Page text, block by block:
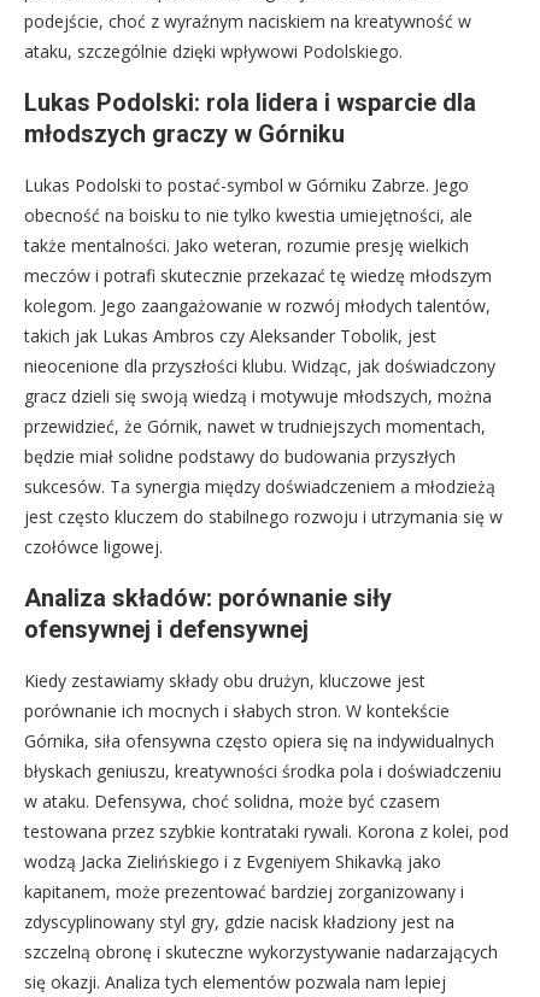
podejście, choć z wyraźnym naciskiem na kreatywność w
ataku, szczególnie dzięki wpływowi Podolskiego.
Lukas Podolski: rola lidera i wsparcie dla
młodszych graczy w Górniku
Lukas Podolski to postać-symbol w Górniku Zabrze. Jego
obecność na boisku to nie tylko kwestia umiejętności, ale
także mentalności. Jako weteran, rozumie presję wielkich
meczów i potrafi skutecznie przekazać tę wiedzę młodszym
kolegom. Jego zaangażowanie w rozwój młodych talentów,
takich jak Lukas Ambros czy Aleksander Tobolik, jest
nieocenione dla przyszłości klubu. Widząc, jak doświadczony
gracz dzieli się swoją wiedzą i motywuje młodszych, można
przewidzieć, że Górnik, nawet w trudniejszych momentach,
będzie miał solidne podstawy do budowania przyszłych
sukcesów. Ta synergia między doświadczeniem a młodzieżą
jest często kluczem do stabilnego rozwoju i utrzymania się w
czołówce ligowej.
Analiza składów: porównanie siły
ofensywnej i defensywnej
Kiedy zestawiamy składy obu drużyn, kluczowe jest
porównanie ich mocnych i słabych stron. W kontekście
Górnika, siła ofensywna często opiera się na indywidualnych
błyskach geniuszu, kreatywności środka pola i doświadczeniu
w ataku. Defensywa, choć solidna, może być czasem
testowana przez szybkie kontrataki rywali. Korona z kolei, pod
wodzą Jacka Zielińskiego i z Evgeniyem Shikavką jako
kapitanem, może prezentować bardziej zorganizowany i
zdyscyplinowany styl gry, gdzie nacisk kładziony jest na
szczelną obronę i skuteczne wykorzystywanie nadarzających
się okazji. Analiza tych elementów pozwala nam lepiej